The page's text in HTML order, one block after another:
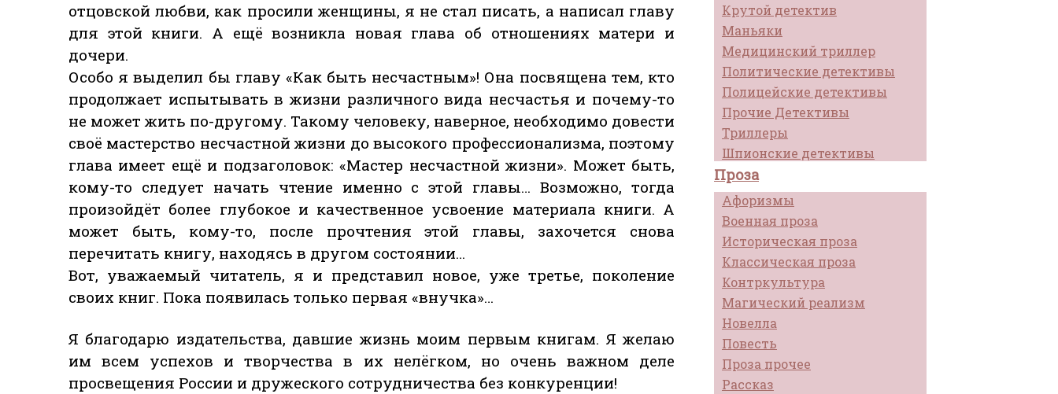
Крутой детектив
Маньяки
Медицинский триллер
Политические детективы
Полицейские детективы
Прочие Детективы
Триллеры
Шпионские детективы
Проза
Афоризмы
Военная проза
Историческая проза
Классическая проза
Контркультура
Магический реализм
Новелла
Повесть
Проза прочее
Рассказ
отцовской любви, как просили женщины, я не стал писать, а написал главу
для этой книги. А ещё возникла новая глава об отношениях матери и
дочери.
Особо я выделил бы главу «Как быть несчастным»! Она посвящена тем, кто
продолжает испытывать в жизни различного вида несчастья и почему-то
не может жить по-другому. Такому человеку, наверное, необходимо довести
своё мастерство несчастной жизни до высокого профессионализма, поэтому
глава имеет ещё и подзаголовок: «Мастер несчастной жизни». Может быть,
кому-то следует начать чтение именно с этой главы… Возможно, тогда
произойдёт более глубокое и качественное усвоение материала книги. А
может быть, кому-то, после прочтения этой главы, захочется снова
перечитать книгу, находясь в другом состоянии…
Вот, уважаемый читатель, я и представил новое, уже третье, поколение
своих книг. Пока появилась только первая «внучка»…
Я благодарю издательства, давшие жизнь моим первым книгам. Я желаю
им всем успехов и творчества в их нелёгком, но очень важном деле
просвещения России и дружеского сотрудничества без конкуренции!